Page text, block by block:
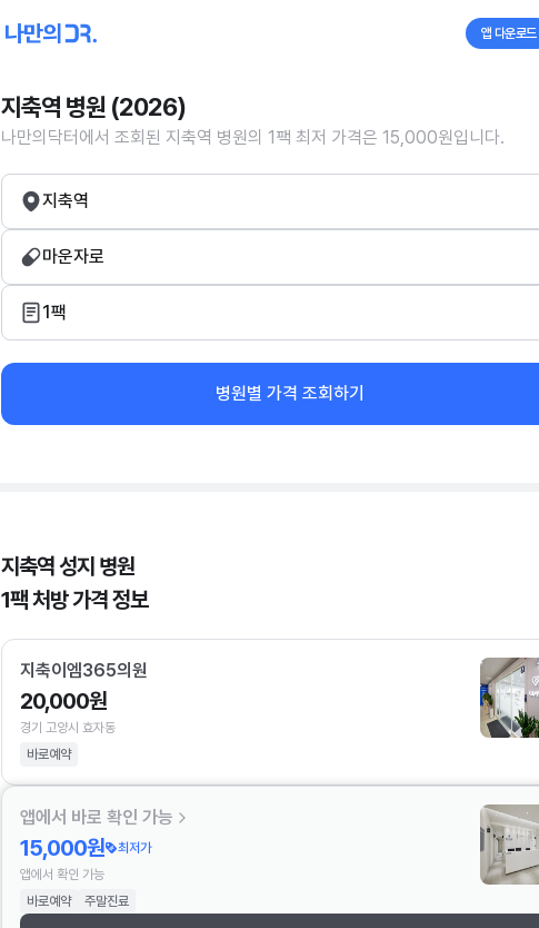
앱 다운로드
지축역 병원 (2026)
나만의닥터에서 조회된 지축역 병원의 1팩 최저 가격은 15,000원입니다.
지축역
마운자로
1팩
병원별 가격 조회하기
지축역 성지 병원
1팩 처방 가격 정보
지축이엠365의원
20,000원
경기 고양시 효자동
바로예약
앱에서 바로 확인 가능
15,000원
최저가
앱에서 확인 가능
바로예약
주말진료